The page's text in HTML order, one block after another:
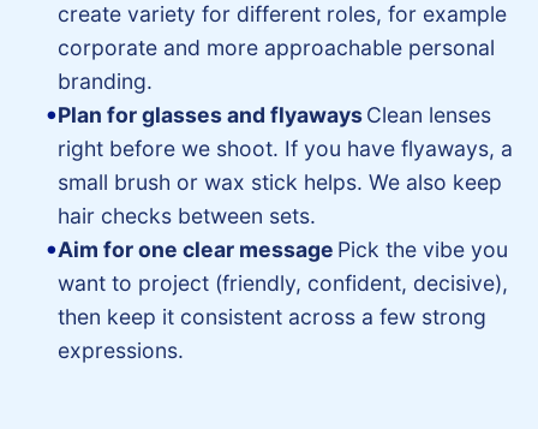
create variety for different roles, for example
corporate and more approachable personal
branding.
Plan for glasses and flyaways Clean lenses
right before we shoot. If you have flyaways, a
small brush or wax stick helps. We also keep
hair checks between sets.
Aim for one clear message Pick the vibe you
want to project (friendly, confident, decisive),
then keep it consistent across a few strong
expressions.